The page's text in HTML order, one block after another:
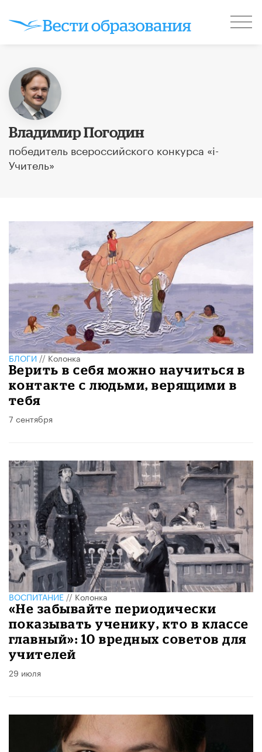
Владимир Погодин
победитель всероссийского конкурса «i-
Учитель»
БЛОГИ//Колонка
Верить в себя можно научиться в
контакте с людьми, верящими в
тебя
7 сентября
ВОСПИТАНИЕ//Колонка
«Не забывайте периодически
показывать ученику, кто в классе
главный»: 10 вредных советов для
учителей
29 июля